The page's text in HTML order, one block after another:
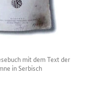
mit dem Text der
in Serbisch